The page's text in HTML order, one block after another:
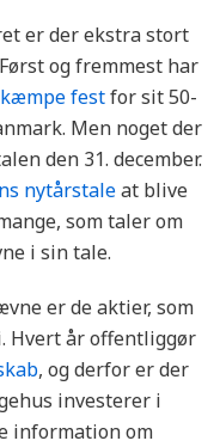
er der ekstra stort
og fremmest har
festfor sit 50-
Men noget der
den 31. december.
nytårstaleat blive
som taler om
i sin tale.
er de aktier, som
Hvert år offentliggør
, og derfor er der
investerer i
information om